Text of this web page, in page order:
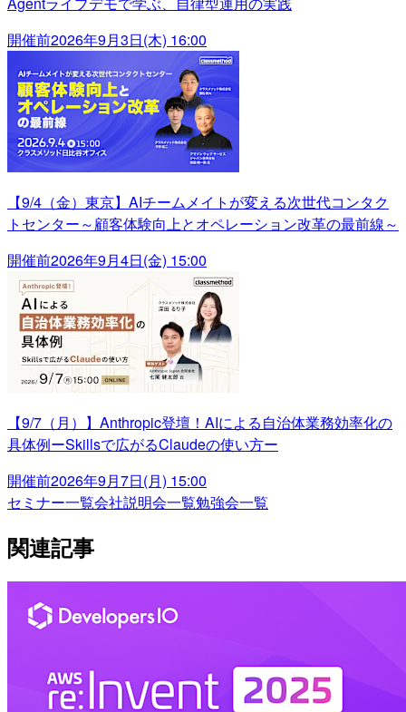
開催前2026年9月3日(木) 16:00
【9/4（金）東京】AIチームメイトが変える次世代コンタク
トセンター～顧客体験向上とオペレーション改革の最前線～
開催前2026年9月4日(金) 15:00
【9/7（月）】Anthropic登壇！AIによる自治体業務効率化の
具体例ーSkillsで広がるClaudeの使い方ー
開催前2026年9月7日(月) 15:00
セミナー一覧会社説明会一覧勉強会一覧
関連記事